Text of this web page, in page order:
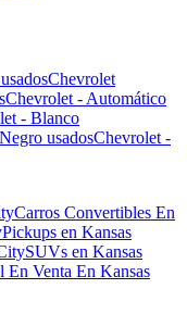
Chevrolet
Chevrolet - Automático
- Blanco
usadosChevrolet -
Carros Convertibles En
Pickups en Kansas
SUVs en Kansas
En Venta En Kansas